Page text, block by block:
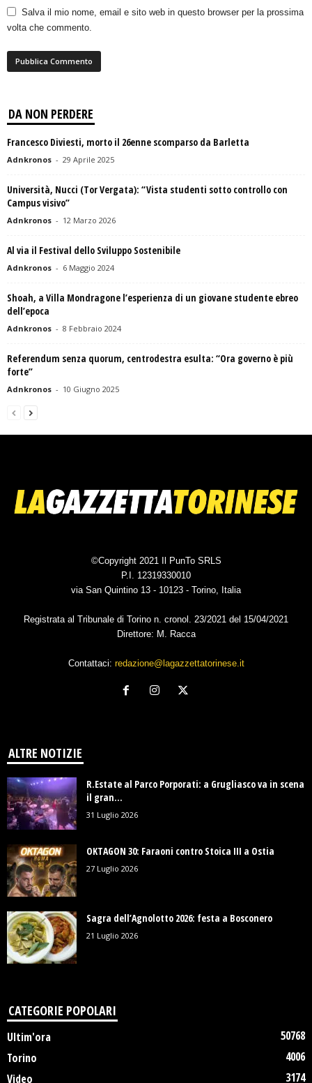
Salva il mio nome, email e sito web in questo browser per la prossima
volta che commento.
DA NON PERDERE
Francesco Diviesti, morto il 26enne scomparso da Barletta
Adnkronos - 29 Aprile 2025
Università, Nucci (Tor Vergata): “Vista studenti sotto controllo con
Campus visivo”
Adnkronos - 12 Marzo 2026
Al via il Festival dello Sviluppo Sostenibile
Adnkronos - 6 Maggio 2024
Shoah, a Villa Mondragone l’esperienza di un giovane studente ebreo
dell’epoca
Adnkronos - 8 Febbraio 2024
Referendum senza quorum, centrodestra esulta: “Ora governo è più
forte”
Adnkronos - 10 Giugno 2025
©Copyright 2021 Il PunTo SRLS
P.I. 12319330010
via San Quintino 13 - 10123 - Torino, Italia
Registrata al Tribunale di Torino n. cronol. 23/2021 del 15/04/2021
Direttore: M. Racca
Contattaci: redazione@lagazzettatorinese.it
ALTRE NOTIZIE
R.Estate al Parco Porporati: a Grugliasco va in scena
il gran...
31 Luglio 2026
OKTAGON 30: Faraoni contro Stoica III a Ostia
27 Luglio 2026
Sagra dell’Agnolotto 2026: festa a Bosconero
21 Luglio 2026
CATEGORIE POPOLARI
Ultim'ora
50768
Torino
4006
Video
3174